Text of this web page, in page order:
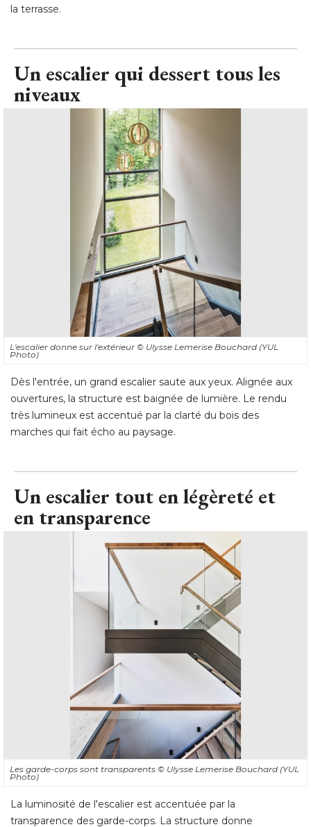
la terrasse.
Un escalier qui dessert tous les
niveaux
L'escalier donne sur l'extérieur © Ulysse Lemerise Bouchard (YUL
Photo)
Dès l'entrée, un grand escalier saute aux yeux. Alignée aux
ouvertures, la structure est baignée de lumière. Le rendu
très lumineux est accentué par la clarté du bois des
marches qui fait écho au paysage.
Un escalier tout en légèreté et
en transparence
Les garde-corps sont transparents © Ulysse Lemerise Bouchard (YUL
Photo)
La luminosité de l'escalier est accentuée par la
transparence des garde-corps. La structure donne